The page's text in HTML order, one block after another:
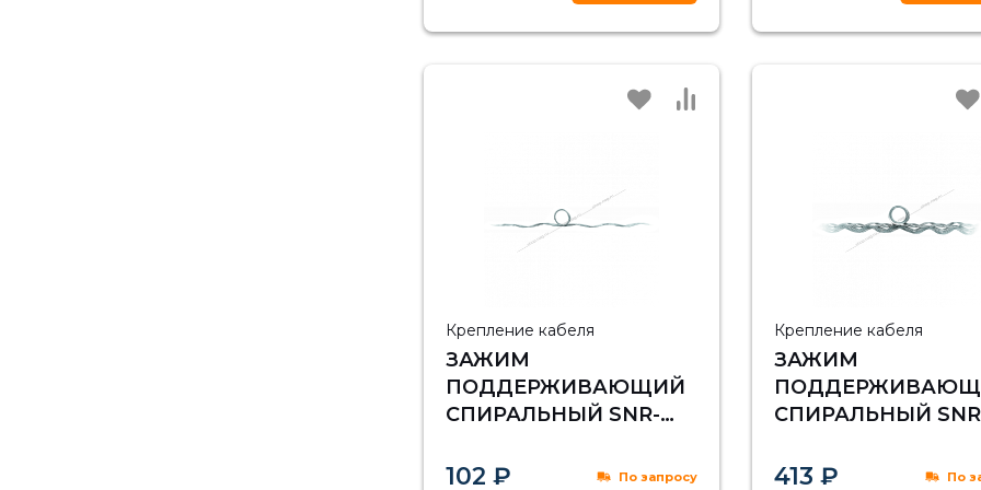
Крепление кабеля
ЗАЖИМ
ПОДДЕРЖИВАЮЩИЙ
СПИРАЛЬНЫЙ SNR-
102 ₽ По запросу
Крепление кабеля
ЗАЖИМ
СПИРАЛЬНЫЙ
413 ₽ По